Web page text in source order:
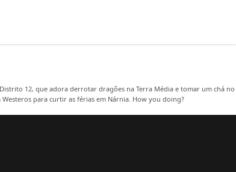
12, que adora derrotar dragões na Terra Média e tomar um chá no
para curtir as férias em Nárnia. How you doing?